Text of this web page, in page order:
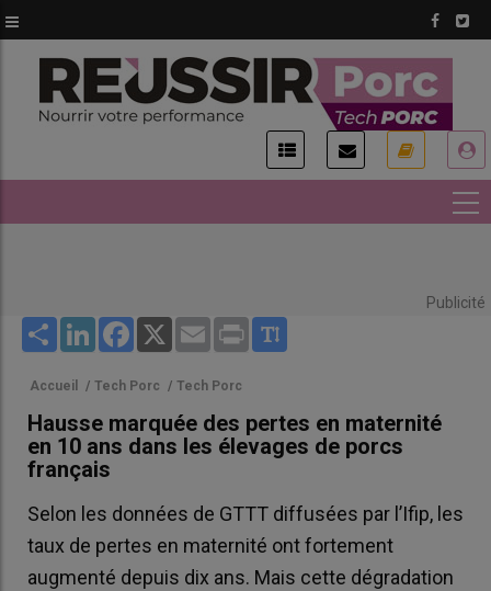
au
contenu
principal
Publicité
Share LinkedInFacebook
X Email Print
Accueil / Tech Porc / Tech Porc
Hausse marquée des pertes en maternité
en 10 ans dans les élevages de porcs
français
Selon les données de GTTT diffusées par l’Ifip, les
taux de pertes en maternité ont fortement
augmenté depuis dix ans. Mais cette dégradation